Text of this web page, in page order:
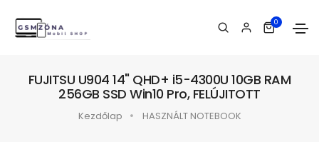
0
FUJITSU U904 14" QHD+ i5-4300U 10GB RAM
256GB SSD Win10 Pro, FELÚJITOTT
Kezdőlap HASZNÁLT NOTEBOOK